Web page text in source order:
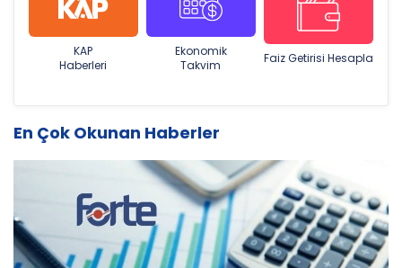
KAP
Haberleri
Ekonomik
Takvim
Faiz Getirisi Hesapla
En Çok Okunan Haberler